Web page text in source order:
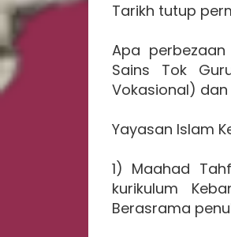
Tarikh tutup
Apa
Sains Tok
Vokasional)
Yayasan Islam
1) Maahad
kurikulum
Berasrama